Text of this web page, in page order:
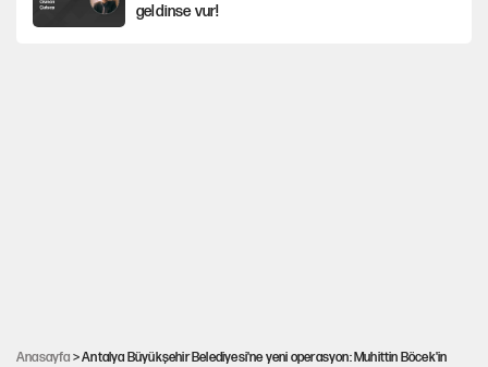
geldinse vur!
Anasayfa > Antalya Büyükşehir Belediyesi'ne yeni operasyon: Muhittin Böcek'in